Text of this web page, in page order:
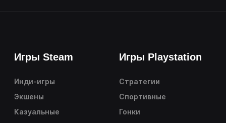
Игры Steam
Инди-игры
Экшены
Казуальные
Игры Playstation
Стратегии
Спортивные
Гонки